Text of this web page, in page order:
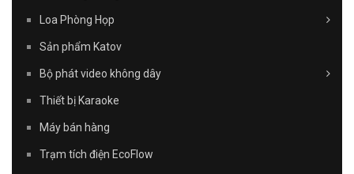
Loa Phòng Họp
Sản phẩm Katov
Bộ phát video không dây
Thiết bị Karaoke
Máy bán hàng
Trạm tích điện EcoFlow